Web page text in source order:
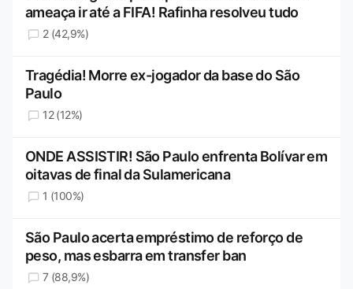
ameaça ir até a FIFA! Rafinha resolveu tudo
2 (42,9%)
Tragédia! Morre ex-jogador da base do São
Paulo
12 (12%)
ONDE ASSISTIR! São Paulo enfrenta Bolívar em
oitavas de final da Sulamericana
1 (100%)
São Paulo acerta empréstimo de reforço de
peso, mas esbarra em transfer ban
7 (88,9%)